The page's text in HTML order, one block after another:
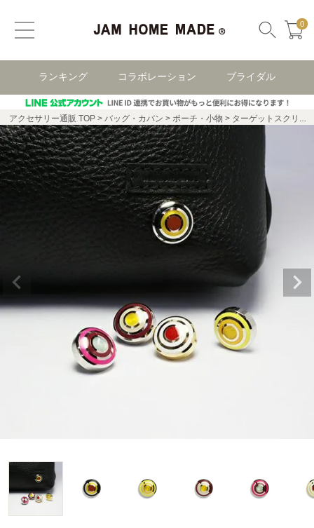
0
ランキング コラボレーション ブライダル
アクセサリー通販 TOP バッグ・カバン ポーチ・小物 ターゲットスクリューパーツ M SET